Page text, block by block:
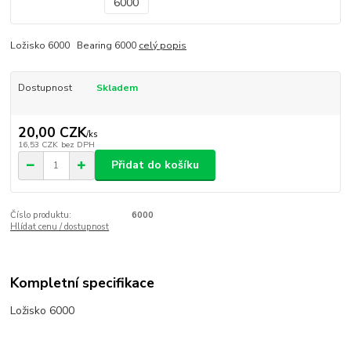
Ložisko 6000 Bearing 6000 celý popis
Dostupnost Skladem
20,00 CZK/ks
16,53 CZK bez DPH
Přidat do košíku
Číslo produktu:
6000
Hlídat cenu / dostupnost
Kompletní specifikace
Ložisko 6000